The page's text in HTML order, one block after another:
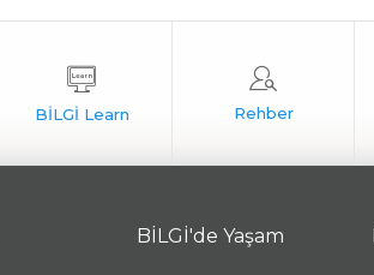
BİLGİ'de Yaşam